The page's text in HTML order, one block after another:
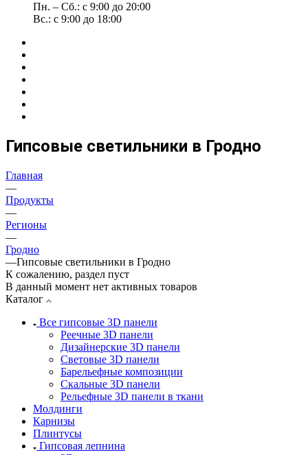
Пн. – Сб.: с 9:00 до 20:00
Вс.: с 9:00 до 18:00
Гипсовые светильники в Гродно
Главная
—
Продукты
—
Регионы
—
Гродно
—Гипсовые светильники в Гродно
К сожалению, раздел пуст
В данный момент нет активных товаров
Каталог
Все гипсовые 3D панели
Реечные 3D панели
Дизайнерские 3D панели
Световые 3D панели
Барельефные композиции
Скальные 3D панели
Рельефные 3D панели в ткани
Молдинги
Карнизы
Плинтусы
Гипсовая лепнина